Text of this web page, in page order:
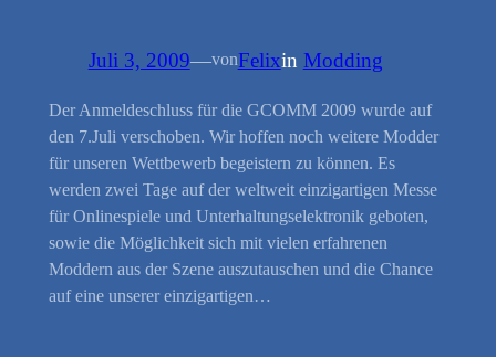
Juli 3, 2009—vonFelixin Modding
Der Anmeldeschluss für die GCOMM 2009 wurde auf
den 7.Juli verschoben. Wir hoffen noch weitere Modder
für unseren Wettbewerb begeistern zu können. Es
werden zwei Tage auf der weltweit einzigartigen Messe
für Onlinespiele und Unterhaltungselektronik geboten,
sowie die Möglichkeit sich mit vielen erfahrenen
Moddern aus der Szene auszutauschen und die Chance
auf eine unserer einzigartigen…